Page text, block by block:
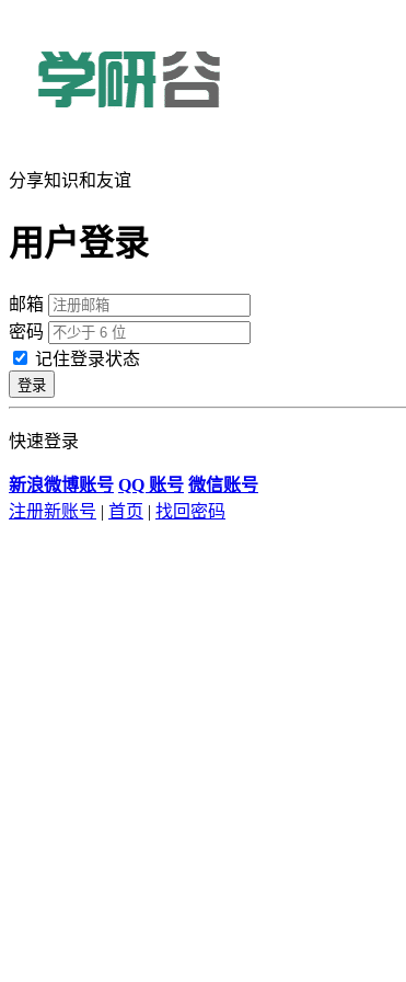
分享知识和友谊
用户登录
邮箱
密码
记住登录状态
登录
快速登录
新浪微博账号 QQ 账号 微信账号
注册新账号 | 首页 | 找回密码